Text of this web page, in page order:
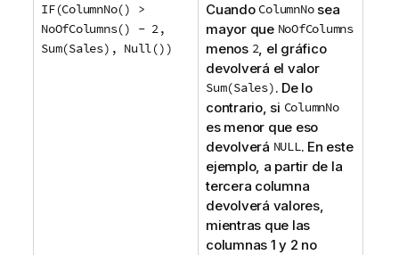
IF(ColumnNo() >
NoOfColumns() - 2,
Sum(Sales), Null())
Cuando ColumnNosea
mayor que NoOfColumns
menos 2, el gráfico
devolverá el valor
Sum(Sales). De lo
contrario, si ColumnNo
es menor que eso
devolverá NULL. En este
ejemplo, a partir de la
tercera columna
devolverá valores,
mientras que las
columnas 1 y 2 no